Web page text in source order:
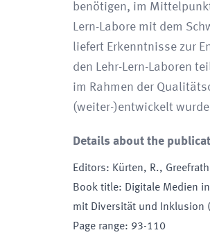
benötigen, im
Lern-Labore mit dem
liefert Erkenntnisse zur
den Lehr-Lern-Laboren
im Rahmen der
(weiter-)entwickelt
Details about the
Editors: Kürten, R.,
Book title: Digitale Medien
mit Diversität und Inklusion
Page range: 93-110